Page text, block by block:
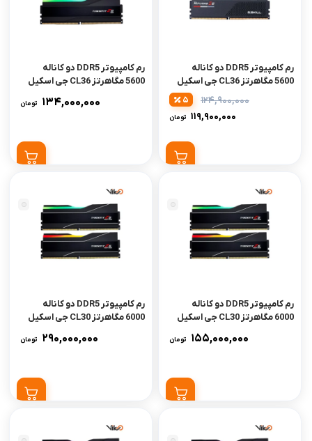
رم کامپیوتر DDR5 دو کاناله
5600 مگاهرتز CL36 جی اسکیل
مدل Ripjaws S5 ظرفیت 32
124,900,000
119,900,000 تومان
5
رم کامپیوتر DDR5 دو کاناله
5600 مگاهرتز CL36 جی اسکیل
134,000,000 تومان
رم کامپیوتر DDR5 دو کاناله
6000 مگاهرتز CL30 جی اسکیل
مدل Trident Z5 Neo RGB
155,000,000 تومان
رم کامپیوتر DDR5 دو کاناله
6000 مگاهرتز CL30 جی اسکیل
290,000,000 تومان